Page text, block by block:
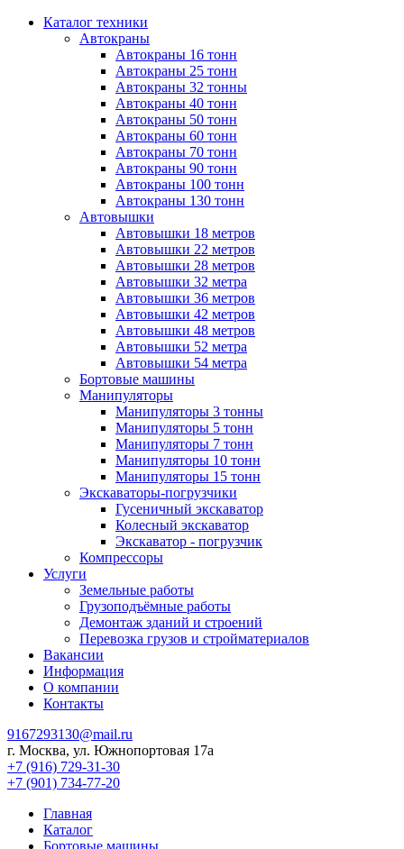
Каталог техники
Автокраны
Автокраны 16 тонн
Автокраны 25 тонн
Автокраны 32 тонны
Автокраны 40 тонн
Автокраны 50 тонн
Автокраны 60 тонн
Автокраны 70 тонн
Автокраны 90 тонн
Автокраны 100 тонн
Автокраны 130 тонн
Автовышки
Автовышки 18 метров
Автовышки 22 метров
Автовышки 28 метров
Автовышки 32 метра
Автовышки 36 метров
Автовышки 42 метров
Автовышки 48 метров
Автовышки 52 метра
Автовышки 54 метра
Бортовые машины
Манипуляторы
Манипуляторы 3 тонны
Манипуляторы 5 тонн
Манипуляторы 7 тонн
Манипуляторы 10 тонн
Манипуляторы 15 тонн
Экскаваторы-погрузчики
Гусеничный экскаватор
Колесный экскаватор
Экскаватор - погрузчик
Компрессоры
Услуги
Земельные работы
Грузоподъёмные работы
Демонтаж зданий и строений
Перевозка грузов и стройматериалов
Вакансии
Информация
О компании
Контакты
9167293130@mail.ru
г. Москва, ул. Южнопортовая 17а
+7 (916) 729-31-30
+7 (901) 734-77-20
Главная
Каталог
Бортовые машины